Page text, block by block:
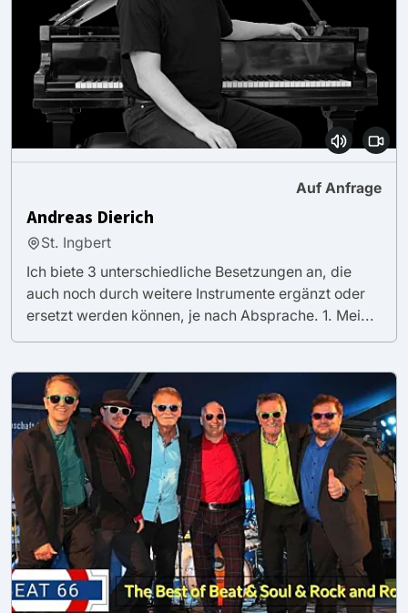
Auf Anfrage
Andreas Dierich
St. Ingbert
Ich biete 3 unterschiedliche Besetzungen an, die
auch noch durch weitere Instrumente ergänzt oder
ersetzt werden können, je nach Absprache. 1. Mei...